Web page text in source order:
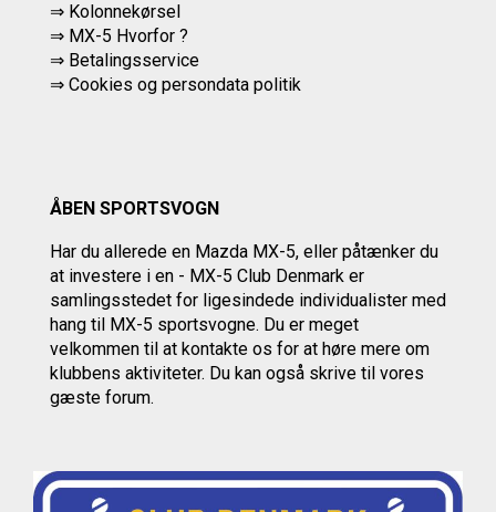
⇒ Kolonnekørsel
⇒ MX-5 Hvorfor ?
⇒ Betalingsservice
⇒ Cookies og persondata politik
ÅBEN SPORTSVOGN
Har du allerede en Mazda MX-5, eller påtænker du
at investere i en - MX-5 Club Denmark er
samlingsstedet for ligesindede individualister med
hang til MX-5 sportsvogne. Du er meget
velkommen til at kontakte os for at høre mere om
klubbens aktiviteter. Du kan også skrive til vores
gæste forum.